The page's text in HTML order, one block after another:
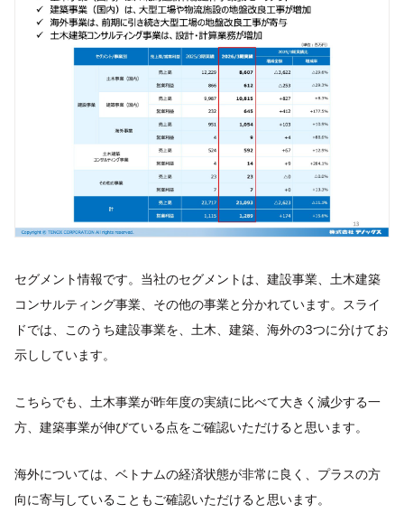
セグメント情報です。当社のセグメントは、建設事業、土木建築
コンサルティング事業、その他の事業と分かれています。スライ
ドでは、このうち建設事業を、土木、建築、海外の3つに分けてお
示ししています。
こちらでも、土木事業が昨年度の実績に比べて大きく減少する一
方、建築事業が伸びている点をご確認いただけると思います。
海外については、ベトナムの経済状態が非常に良く、プラスの方
向に寄与していることもご確認いただけると思います。